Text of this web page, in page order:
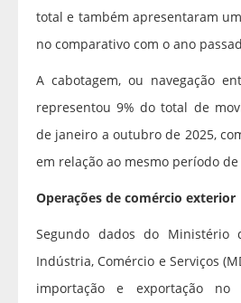
total e também apresentaram
no comparativo com o ano
A cabotagem, ou navegação
representou 9% do total de
de janeiro a outubro de 2025,
em relação ao mesmo período de
Operações de comércio exterior
Segundo dados do Ministério
Indústria, Comércio e Serviços
importação e exportação